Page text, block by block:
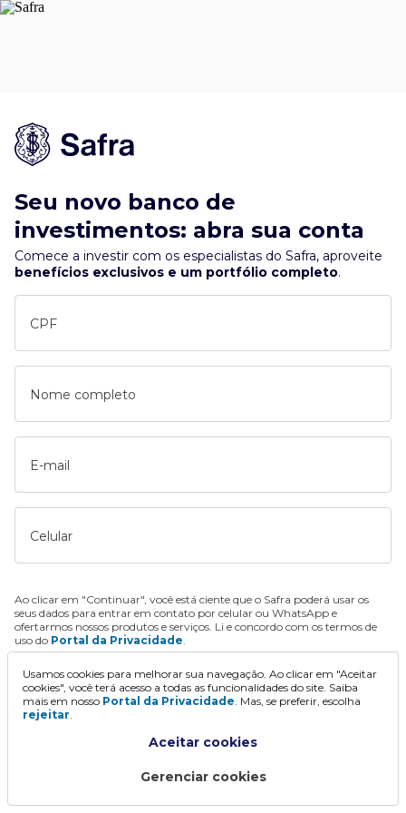
Seu novo banco de
investimentos: abra sua conta
Comece a investir com os especialistas do Safra, aproveite
benefícios exclusivos e um portfólio completo.
CPF
Nome completo
E-mail
Celular
Ao clicar em "Continuar", você está ciente que o Safra poderá usar os
seus dados para entrar em contato por celular ou WhatsApp e
ofertarmos nossos produtos e serviços. Li e concordo com os termos de
uso do Portal da Privacidade.
Continuar
Usamos cookies para melhorar sua navegação. Ao clicar em "Aceitar
cookies", você terá acesso a todas as funcionalidades do site. Saiba
mais em nosso Portal da Privacidade. Mas, se preferir, escolha
rejeitar.
Aceitar cookies
Gerenciar cookies